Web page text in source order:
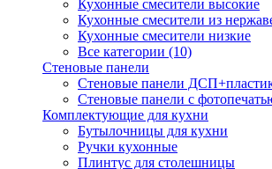
Кухонные смесители высокие
Кухонные смесители из
Кухонные смесители низкие
Все категории (10)
Стеновые панели
Стеновые панели
Стеновые панели с
Комплектующие для кухни
Бутылочницы для кухни
Ручки кухонные
Плинтус для столешницы